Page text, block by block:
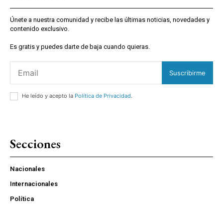
Únete a nuestra comunidad y recibe las últimas noticias, novedades y
contenido exclusivo.
Es gratis y puedes darte de baja cuando quieras.
Suscribirme
He leído y acepto la Política de Privacidad.
Secciones
Nacionales
Internacionales
Política